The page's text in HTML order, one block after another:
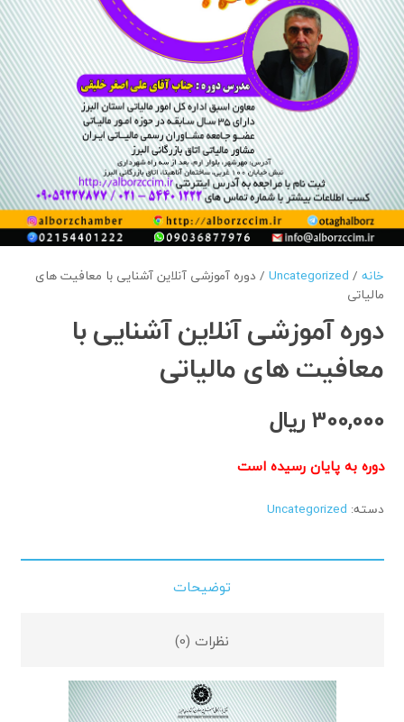
خانه /
Uncategorized / دوره آموزشی آنلاین آشنایی با معافیت های
مالیاتی
دوره آموزشی آنلاین آشنایی با
معافیت های مالیاتی
300,000 ریال
دوره به پایان رسیده است
دسته: Uncategorized
توضیحات
نظرات (0)